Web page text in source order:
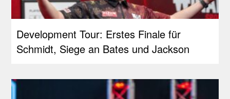
Development Tour: Erstes Finale für
Schmidt, Siege an Bates und Jackson